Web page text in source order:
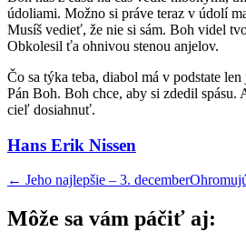
údoliami. Možno si práve teraz v údolí
Musíš vedieť, že nie si sám. Boh videl
Obkolesil ťa ohnivou stenou anjelov.
Čo sa týka teba, diabol má v podstate
Pán Boh. Boh chce, aby si zdedil spásu.
cieľ dosiahnuť.
Hans Erik Nissen
← Jeho najlepšie – 3. december
Môže sa vám páčiť aj: